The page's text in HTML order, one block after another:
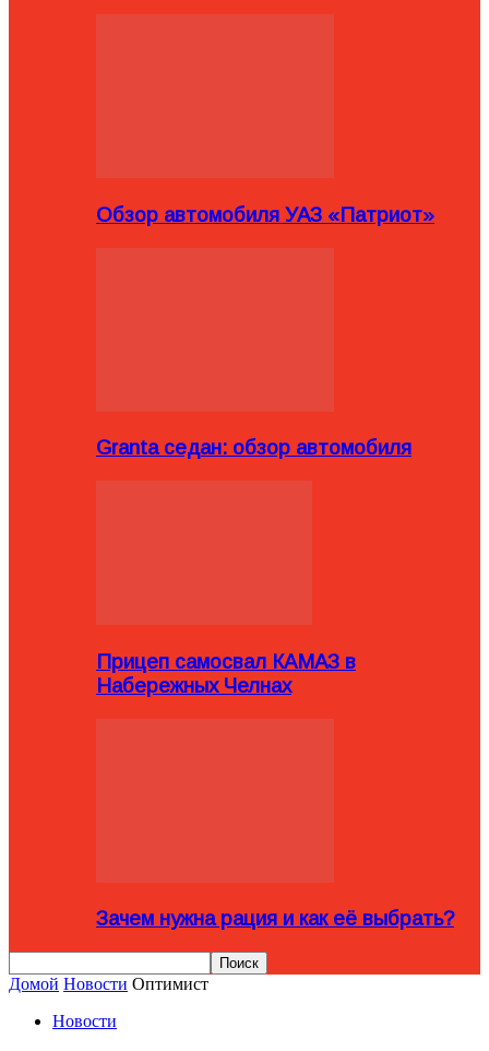
Обзор автомобиля УАЗ «Патриот»
Granta седан: обзор автомобиля
Прицеп самосвал КАМАЗ в
Набережных Челнах
Зачем нужна рация и как её выбрать?
Домой Новости Оптимист
Новости